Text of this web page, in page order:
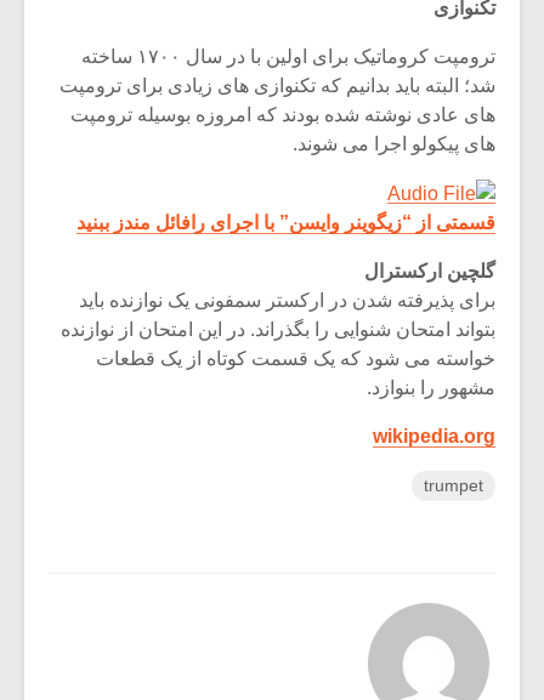
تکنوازی
ترومپت کروماتیک برای اولین با در سال ۱۷۰۰ ساخته
شد؛ البته باید بدانیم که تکنوازی های زیادی برای ترومپت
های عادی نوشته شده بودند که امروزه بوسیله ترومپت
های پیکولو اجرا می شوند.
قسمتی از “زیگوینر وایسن” با اجرای رافائل مندز ببنید
گلچین ارکسترال
برای پذیرفته شدن در ارکستر سمفونی یک نوازنده باید
بتواند امتحان شنوایی را بگذراند. در این امتحان از نوازنده
خواسته می شود که یک قسمت کوتاه از یک قطعات
مشهور را بنوازد.
wikipedia.org
trumpet